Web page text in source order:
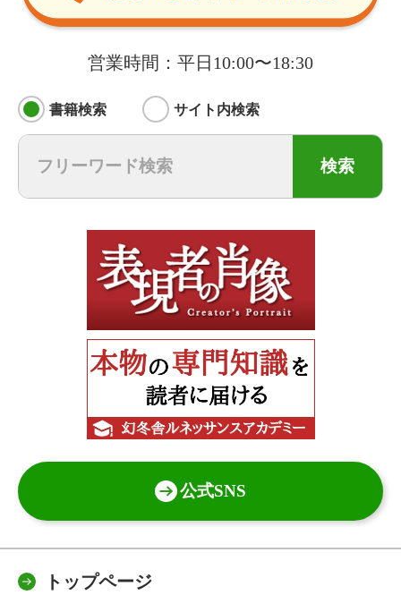
営業時間：平日10:00〜18:30
書籍検索 サイト内検索
検索
公式SNS
トップページ